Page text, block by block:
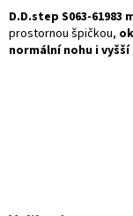
D.D.step S063-61983
prostornou špičkou,
normální nohu i